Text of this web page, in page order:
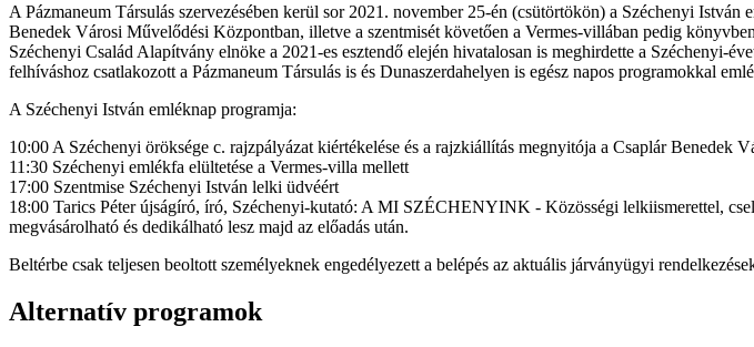
A Pázmaneum Társulás szervezésében kerül sor 2021. november 25-én (csütörtökön) a Széchenyi
Benedek Városi Művelődési Központban, illetve a szentmisét követően a Vermes-villában pedig
Széchenyi Család Alapítvány elnöke a 2021-es esztendő elején hivatalosan is meghirdette a Széchenyi-
felhíváshoz csatlakozott a Pázmaneum Társulás is és Dunaszerdahelyen is egész napos programokkal
A Széchenyi István emléknap programja:
10:00 A Széchenyi öröksége c. rajzpályázat kiértékelése és a rajzkiállítás megnyitója a Csaplár Benedek
11:30 Széchenyi emlékfa elültetése a Vermes-villa mellett
17:00 Szentmise Széchenyi István lelki üdvéért
18:00 Tarics Péter újságíró, író, Széchenyi-kutató: A MI SZÉCHENYINK - Közösségi lelkiismerettel,
megvásárolható és dedikálható lesz majd az előadás után.
Beltérbe csak teljesen beoltott személyeknek engedélyezett a belépés az aktuális járványügyi
Alternatív programok